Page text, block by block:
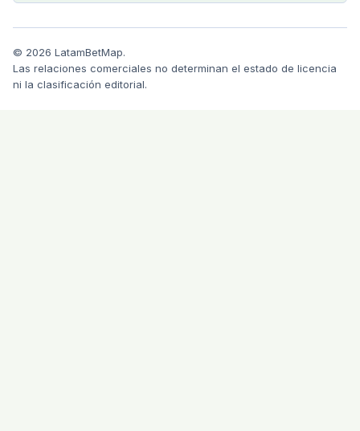
© 2026 LatamBetMap.
Las relaciones comerciales no determinan el estado de licencia
ni la clasificación editorial.